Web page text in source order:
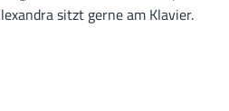
sitzt gerne am Klavier.